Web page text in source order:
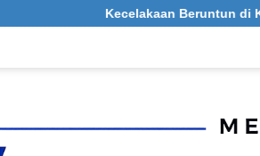
Kecelakaan Beruntun di Kawasan